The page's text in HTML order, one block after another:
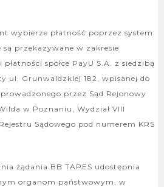
wybierze płatność poprzez system
są przekazywane w zakresie
spółce PayU S.A. z siedzibą
ul. Grunwaldzkiej 182, wpisanej do
przez Sąd Rejonowy
w Poznaniu, Wydział VIII
Sądowego pod numerem KRS
żądania BB TAPES udostępnia
organom państwowym, w